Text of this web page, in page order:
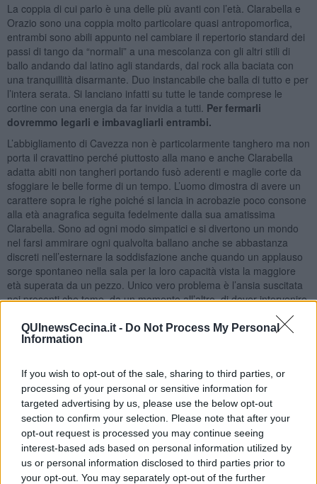
QUInewsCecina.it - Do Not Process My Personal
Information
If you wish to opt-out of the sale, sharing to third parties, or
processing of your personal or sensitive information for
targeted advertising by us, please use the below opt-out
section to confirm your selection. Please note that after your
opt-out request is processed you may continue seeing
interest-based ads based on personal information utilized by
us or personal information disclosed to third parties prior to
your opt-out. You may separately opt-out of the further
La coppia di cui parlo è una delle più avanti con l’età. Clarabella e
Orazio sono una coppia molto particolare quasi antropomorfica,
entrambi sono abili appunto nel cambiare il repertorio standard dei
passi di tango da “normali” a una mescolanza con gli altri stili di
ballo andando dal latino agli standards, dal rock alla baciata con
una tranquillità disarmante. Duo instancabile che balla di tutto e per
l’intera serata. Si lanciano infatti su tutte le tande comprese le
cortine con una energia da far invidia a tutti. Per fermarli
dovremmo legarli e imbavagliarli entrambi.
L’abbigliamento di Cavezza non è particolarmente tanghero ma non
porta il cravattino perché piuttosto alla mano e anche Clarabella
adatta abiti non tangheri portando fusò aderenti e maglie corte da
sfoggiare le belle forme di un tempo. L’uomo dimostra di avere un
carattere sopra le righe poiché si lancia in acrobazie poco consone
alla età anagrafica seguita fedelmente dalla sua amatissima
Clarabella. Sono ad ogni modo simpatici e si divertono un mondo
nel farsi ammirare ogni qualvolta ballano anche se abbastanza
discreti nell’esternare la soddisfazione anche quando un applauso
sorge spontaneo nella sala per la loro capacità vista la maggiore
età superata da un pezzo. Unico vero problema è l’ansia suscitata
nei presenti che teme, da un momento all’altro, di dover intervenire
per soccorrere la coppia caduta a causa dei funambolismi effettuati.
Maria Caruso
Se vuoi leggere le notizie principali della Toscana iscriviti alla
Newsletter QUInews - ToscanaMedia.Arriva gratis tutti i giorni
alle 20:00 direttamente nella tua casella di posta.
Basta cliccareQUI